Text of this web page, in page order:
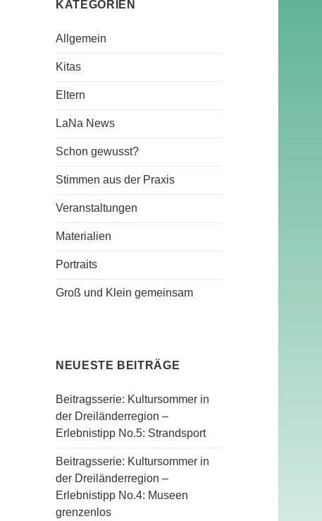
KATEGORIEN
Allgemein
Kitas
Eltern
LaNa News
Schon gewusst?
Stimmen aus der Praxis
Veranstaltungen
Materialien
Portraits
Groß und Klein gemeinsam
NEUESTE BEITRÄGE
Beitragsserie: Kultursommer in
der Dreiländerregion –
Erlebnistipp No.5: Strandsport
Beitragsserie: Kultursommer in
der Dreiländerregion –
Erlebnistipp No.4: Museen
grenzenlos